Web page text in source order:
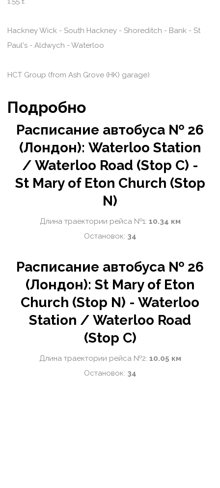
Hackney Wick - South Hackney - Shoreditch - Bank - St
Paul's - Aldwych - Waterloo
HCT Group (from Ash Grove (HK) garage)
Подробно
Расписание автобуса № 26
(Лондон): Waterloo Station
/ Waterloo Road (Stop C) -
St Mary of Eton Church (Stop
N)
Длина траектории рейса №1: 10.34 км
Остановок: 34
Расписание автобуса № 26
(Лондон): St Mary of Eton
Church (Stop N) - Waterloo
Station / Waterloo Road
(Stop C)
Длина траектории рейса №2: 10.05 км
Остановок: 34